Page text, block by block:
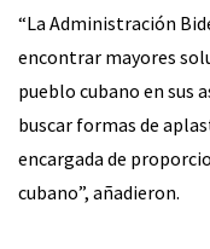
“La Administración
encontrar mayores
pueblo cubano en sus
buscar formas de
encargada de
cubano”, añadieron.